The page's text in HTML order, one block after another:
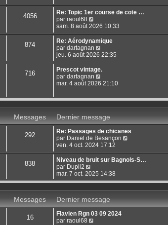
r
e
r
n
i
e
r
m
e
s
a
e
s
u
t
r
l
e
r
n
i
r
m
e
s
s
a
g
e
4056
Re: Topic 1er course de cote …
par raoul68
o
n
s
u
l
e
r
l
e
r
n
i
e
r
m
s
s
a
g
e
sam. 8 août 2026 10:33
874
Re: Aérodynamique
par dartagnan
o
n
l
r
l
e
d
e
r
n
e
m
s
a
g
e
jeu. 6 août 2026 22:35
716
Prescot vintage.
par dartagnan
o
s
t
e
r
l
e
d
e
n
i
m
e
s
mar. 4 août 2026 21:10
Messages
Dernier message
292
Re: Passages de chicanes
par Daniel de Besançon
n
s
t
l
e
ven. 4 oct. 2024 17:12
838
Niveau de bruit sur Bagnols-S…
par Dupli2
o
n
l
t
e
r
mar. 7 oct. 2025 14:38
Messages
Dernier message
16
Flavien Rgn 03 09 2024
par raoul68